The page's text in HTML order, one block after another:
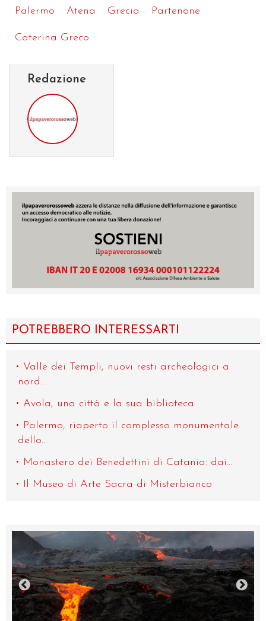
Palermo Atena Grecia Partenone
Caterina Greco
Redazione
POTREBBERO INTERESSARTI
Valle dei Templi, nuovi resti archeologici a
nord...
Avola, una città e la sua biblioteca
Palermo, riaperto il complesso monumentale
dello...
Monastero dei Benedettini di Catania: dai...
Il Museo di Arte Sacra di Misterbianco